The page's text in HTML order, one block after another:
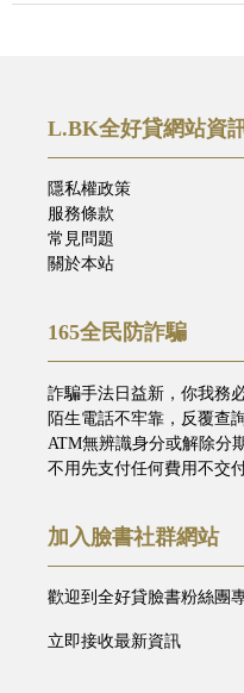
L.BK全好貸網站資
隱私權政策
服務條款
常見問題
關於本站
165全民防詐騙
詐騙手法日益新，你我務
陌生電話不牢靠，反覆查
ATM無辨識身分或解除分
不用先支付任何費用不交
加入臉書社群網站
歡迎到全好貸臉書粉絲團
立即接收最新資訊